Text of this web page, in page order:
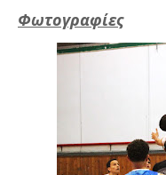
Φωτογραφίες